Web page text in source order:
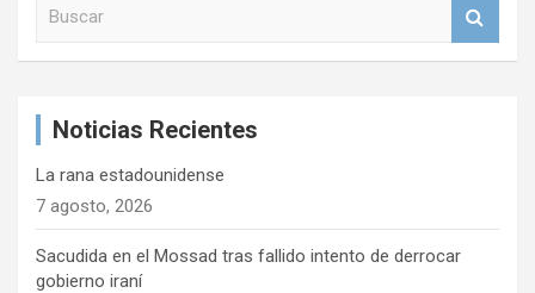
Noticias Recientes
La rana estadounidense
7 agosto, 2026
Sacudida en el Mossad tras fallido intento de derrocar
gobierno iraní